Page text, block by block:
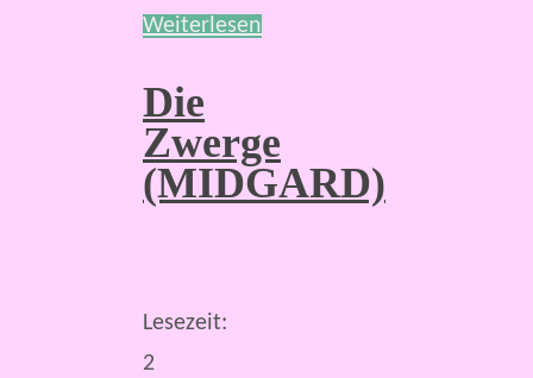
Weiterlesen
Die
Zwerge
(MIDGARD)
Lesezeit:
2